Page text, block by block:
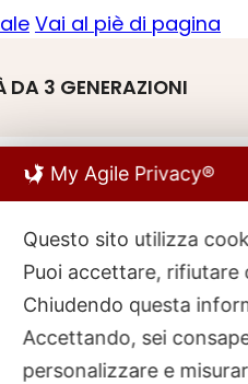
Vai al piè di pagina
DA 3 GENERAZIONI
My Agile Privacy®
Questo sito utilizza
Puoi accettare, rifiutare
Chiudendo questa
Accettando, sei
personalizzare e